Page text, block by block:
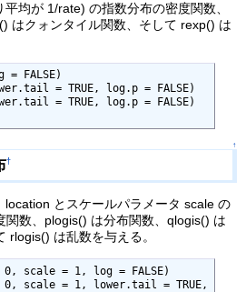
均が 1/rate) の指数分布の密度関数、
はクォンタイル関数、そして rexp() は
FALSE)
= TRUE, log.p = FALSE)
= TRUE, log.p = FALSE)
↑
†
とスケールパラメータ scale の
関数、plogis() は分布関数、qlogis() は
rlogis() は乱数を与える。
scale = 1, log = FALSE)
scale = 1, lower.tail = TRUE,